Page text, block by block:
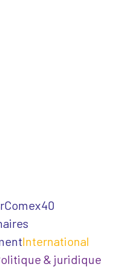
Comex40
International
& juridique